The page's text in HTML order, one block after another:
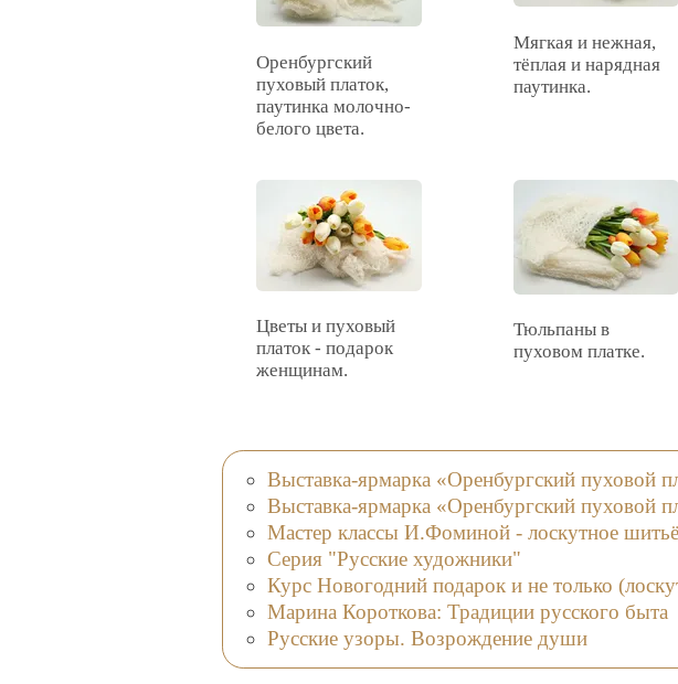
Оренбургский
пуховый платок,
паутинка молочно-
белого цвета.
Мягкая и нежная,
тёплая и нарядная
паутинка.
Цветы и пуховый
платок - подарок
женщинам.
Тюльпаны в
пуховом платке.
Выставка-ярмарка «Оренбургский пуховой
Выставка-ярмарка «Оренбургский пуховой
Мастер классы И.Фоминой - лоскутное
Серия "Русские художники"
Курс Новогодний подарок и не только
Марина Короткова: Традиции русского быта
Русские узоры. Возрождение души